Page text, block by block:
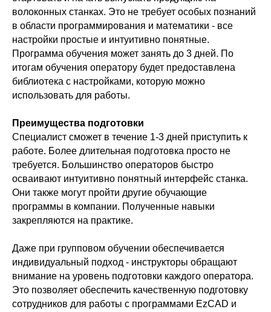
волоконных станках. Это не требует особых познаний
в области программирования и математики - все
настройки простые и интуитивно понятные.
Программа обучения может занять до 3 дней. По
итогам обучения оператору будет предоставлена
библиотека с настройками, которую можно
использовать для работы.
Преимущества подготовки
Специалист сможет в течение 1-3 дней приступить к
работе. Более длительная подготовка просто не
требуется. Большинство операторов быстро
осваивают интуитивно понятный интерфейс станка.
Они также могут пройти другие обучающие
программы в компании. Полученные навыки
закрепляются на практике.
Даже при групповом обучении обеспечивается
индивидуальный подход - инструкторы обращают
внимание на уровень подготовки каждого оператора.
Это позволяет обеспечить качественную подготовку
сотрудников для работы с программами EzCAD и